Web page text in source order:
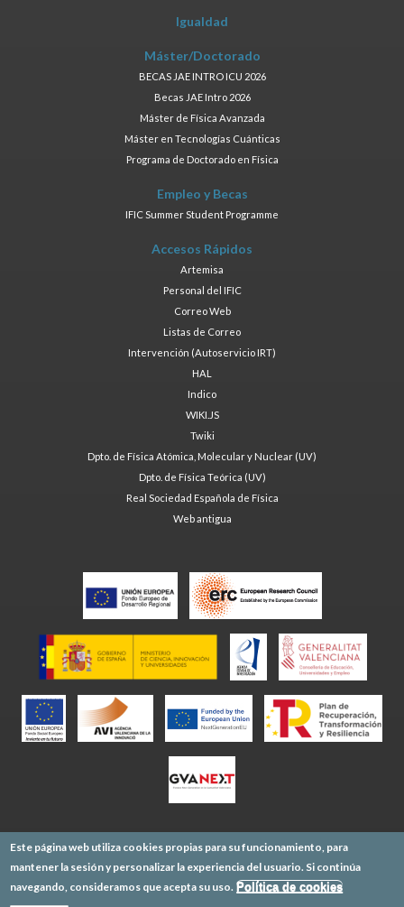
Igualdad
Máster/Doctorado
BECAS JAE INTRO ICU 2026
Becas JAE Intro 2026
Máster de Física Avanzada
Máster en Tecnologías Cuánticas
Programa de Doctorado en Física
Empleo y Becas
IFIC Summer Student Programme
Accesos Rápidos
Artemisa
Personal del IFIC
Correo Web
Listas de Correo
Intervención (Autoservicio IRT)
HAL
Indico
WIKI.JS
Twiki
Dpto. de Física Atómica, Molecular y Nuclear (UV)
Dpto. de Física Teórica (UV)
Real Sociedad Española de Física
Web antigua
Este página web utiliza cookies propias para su funcionamiento, para
mantener la sesión y personalizar la experiencia del usuario. Si continúa
navegando, consideramos que acepta su uso. Política de cookies